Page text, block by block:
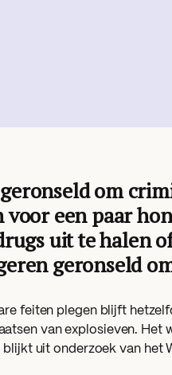
om
een paar
uit te halen
geronseld
feiten plegen blijft
van explosieven. Het
uit onderzoek van het